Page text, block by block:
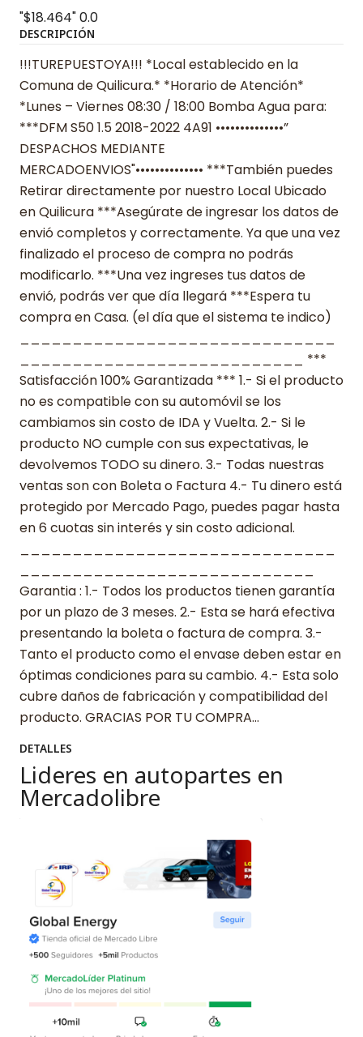
"$18.464"0.0
DESCRIPCIÓN
!!!TUREPUESTOYA!!! *Local establecido en la
Comuna de Quilicura.* *Horario de Atención*
*Lunes – Viernes 08:30 / 18:00 Bomba Agua para:
***DFM S50 1.5 2018-2022 4A91 ••••••••••••••”
DESPACHOS MEDIANTE
MERCADOENVIOS"•••••••••••••• ***También puedes
Retirar directamente por nuestro Local Ubicado
en Quilicura ***Asegúrate de ingresar los datos de
envió completos y correctamente. Ya que una vez
finalizado el proceso de compra no podrás
modificarlo. ***Una vez ingreses tus datos de
envió, podrás ver que día llegará ***Espera tu
compra en Casa. (el día que el sistema te indico)
___________________________ ***
Satisfacción 100% Garantizada *** 1.- Si el producto
no es compatible con su automóvil se los
cambiamos sin costo de IDA y Vuelta. 2.- Si le
producto NO cumple con sus expectativas, le
devolvemos TODO su dinero. 3.- Todas nuestras
ventas son con Boleta o Factura 4.- Tu dinero está
protegido por Mercado Pago, puedes pagar hasta
en 6 cuotas sin interés y sin costo adicional.
Garantia : 1.- Todos los productos tienen garantía
por un plazo de 3 meses. 2.- Esta se hará efectiva
presentando la boleta o factura de compra. 3.-
Tanto el producto como el envase deben estar en
óptimas condiciones para su cambio. 4.- Esta solo
cubre daños de fabricación y compatibilidad del
producto. GRACIAS POR TU COMPRA…
DETALLES
Lideres en autopartes en
Mercadolibre